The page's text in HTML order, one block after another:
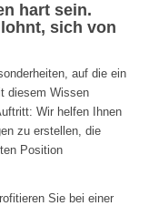
hart sein.
sich von
auf die ein
diesem Wissen
Wir helfen Ihnen
zu erstellen, die
Position
Sie bei einer